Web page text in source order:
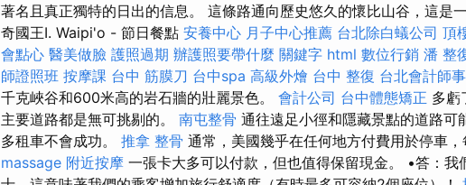
著名且真正獨特的日出的信息。 這條路通向歷史悠久的懷比山谷，這是
奇國王I. Waipi'o - 節日餐點 安養中心 月子中心推薦 台北除白蟻公司 頂
會點心 醫美做臉 護照過期 辦護照要帶什麼 關鍵字 html 數位行銷 潘 整
師證照班 按摩課 台中 筋膜刀 台中spa 高級外燴 台中 整復 台北會計師
千克峽谷和600米高的岩石牆的壯麗景色。 會計公司 台中體態矯正 多虧
主要道路都是無可挑剔的。 南屯整骨 通往遠足小徑和隱藏景點的道路可
多租車不會成功。 推拿 整骨 通常，美國幾乎在任何地方付費用於停車
massage 附近按摩 一張卡大多可以付款，但也值得保留現金。 •答：